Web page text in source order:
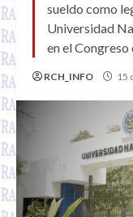
sueldo como
Universidad
en el
RCH_INFO 15